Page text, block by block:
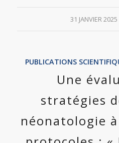
31 JANVIER 2025
/
PUBLICATIONS
Une
stratégies
néonatologie